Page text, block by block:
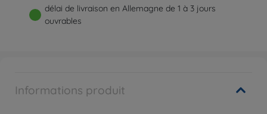
délai de livraison en Allemagne de 1 à 3 jours
ouvrables
Informations produit